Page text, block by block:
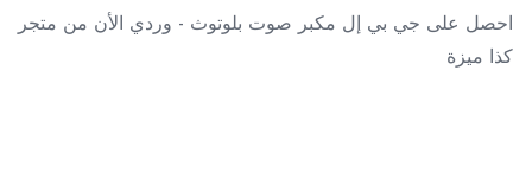
احصل على جي بي إل مكبر صوت بلوتوث - وردي الأن من متجر
كذا ميزة